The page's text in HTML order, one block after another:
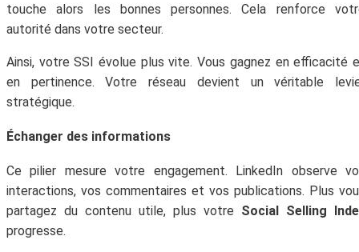
touche alors les bonnes personnes. Cela renforce
autorité dans votre secteur.
Ainsi, votre SSI évolue plus vite. Vous gagnez en efficacité
en pertinence. Votre réseau devient un véritable
stratégique.
Échanger des informations
Ce pilier mesure votre engagement. LinkedIn observe
interactions, vos commentaires et vos publications. Plus
partagez du contenu utile, plus votre Social Selling
progresse.